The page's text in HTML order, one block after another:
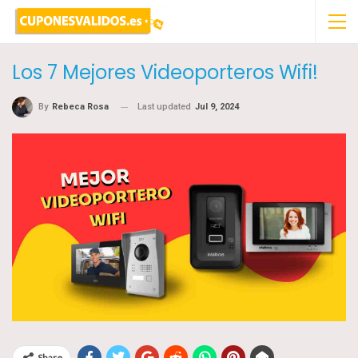
Los 7 Mejores Videoporteros Wifi!
By Rebeca Rosa Last updated Jul 9, 2024